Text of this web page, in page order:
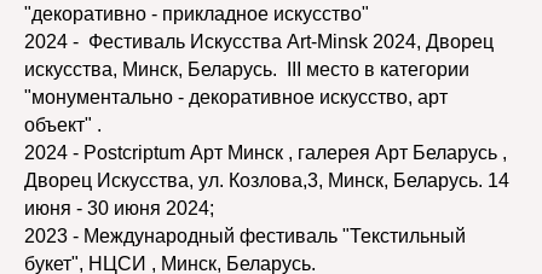
"декоративно - прикладное искусство"
2024 - Фестиваль Искусства Art-Minsk 2024, Дворец
искусства, Минск, Беларусь. III место в категории
"монументально - декоративное искусство, арт
объект" .
2024 - Postcriptum Арт Минск , галерея Арт Беларусь ,
Дворец Искусства, ул. Козлова,3, Минск, Беларусь. 14
июня - 30 июня 2024;
2023 - Международный фестиваль "Текстильный
букет", НЦСИ , Минск, Беларусь.